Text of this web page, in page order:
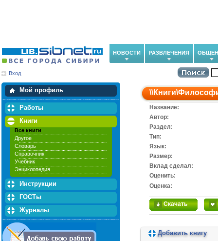
НОВОСТИ РАЗВЛЕЧЕНИЯ
Вход
Мой профиль
Мои закладки
Работы
Книги
Все книги
Другое
Словарь
Справочник
Учебник
Энциклопедия
Инструкции
ГОСТы
Журналы
\\Книги\
Название:
Автор:
Раздел:
Тип:
Язык:
Размер:
Вклад сделал:
Оценить:
Оценка:
Скачать
Добавить книгу